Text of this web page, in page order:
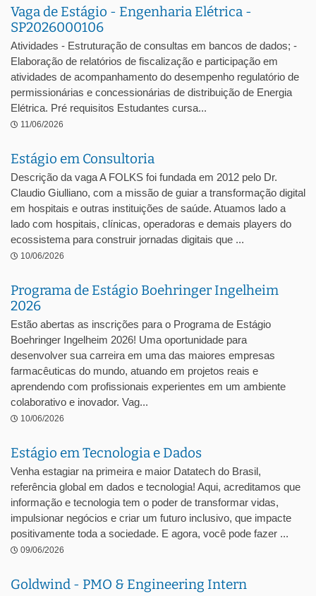
Vaga de Estágio - Engenharia Elétrica -
SP2026000106
Atividades - Estruturação de consultas em bancos de dados; -
Elaboração de relatórios de fiscalização e participação em
atividades de acompanhamento do desempenho regulatório de
permissionárias e concessionárias de distribuição de Energia
Elétrica. Pré requisitos Estudantes cursa...
11/06/2026
Estágio em Consultoria
Descrição da vaga A FOLKS foi fundada em 2012 pelo Dr.
Claudio Giulliano, com a missão de guiar a transformação digital
em hospitais e outras instituições de saúde. Atuamos lado a
lado com hospitais, clínicas, operadoras e demais players do
ecossistema para construir jornadas digitais que ...
10/06/2026
Programa de Estágio Boehringer Ingelheim
2026
Estão abertas as inscrições para o Programa de Estágio
Boehringer Ingelheim 2026! Uma oportunidade para
desenvolver sua carreira em uma das maiores empresas
farmacêuticas do mundo, atuando em projetos reais e
aprendendo com profissionais experientes em um ambiente
colaborativo e inovador. Vag...
10/06/2026
Estágio em Tecnologia e Dados
Venha estagiar na primeira e maior Datatech do Brasil,
referência global em dados e tecnologia! Aqui, acreditamos que
informação e tecnologia tem o poder de transformar vidas,
impulsionar negócios e criar um futuro inclusivo, que impacte
positivamente toda a sociedade. E agora, você pode fazer ...
09/06/2026
Goldwind - PMO & Engineering Intern